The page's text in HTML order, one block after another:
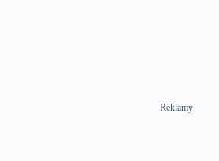
Reklamy